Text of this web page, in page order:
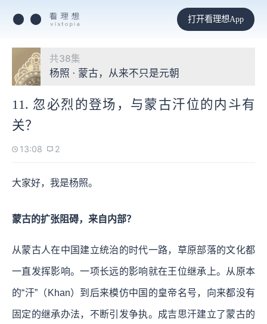
打开看理想App
共38集
杨照 · 蒙古，从来不只是元朝
11. 忽必烈的登场，与蒙古汗位的内斗有
关？
13:08 2
大家好，我是杨照。
蒙古的扩张阻碍，来自内部？
从蒙古人在中国建立统治的时代一路，草原部落的文化都
一直发挥影响。一项长远的影响就在王位继承上。从原本
的“汗”（Khan）到后来模仿中国的皇帝名号，向来都没有
固定的继承办法，不断引发争执。成吉思汗建立了蒙古的